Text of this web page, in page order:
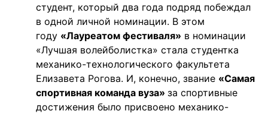
студент, который два года подряд побеждал
в одной личной номинации. В этом
году «Лауреатом фестиваля» в номинации
«Лучшая волейболистка» стала студентка
механико-технологического факультета
Елизавета Рогова. И, конечно, звание «Самая
спортивная команда вуза» за спортивные
достижения было присвоено механико-